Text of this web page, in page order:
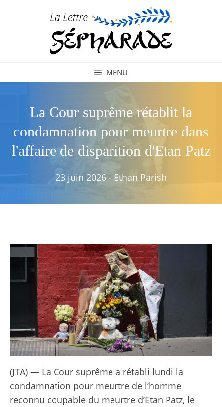
MENU
La Cour suprême rétablit la
condamnation pour meurtre dans
l'affaire de disparition d'Etan Patz
23 juin 2026 - Ethan Parish
(JTA) — La Cour suprême a rétabli lundi la
condamnation pour meurtre de l’homme
reconnu coupable du meurtre d’Etan Patz, le